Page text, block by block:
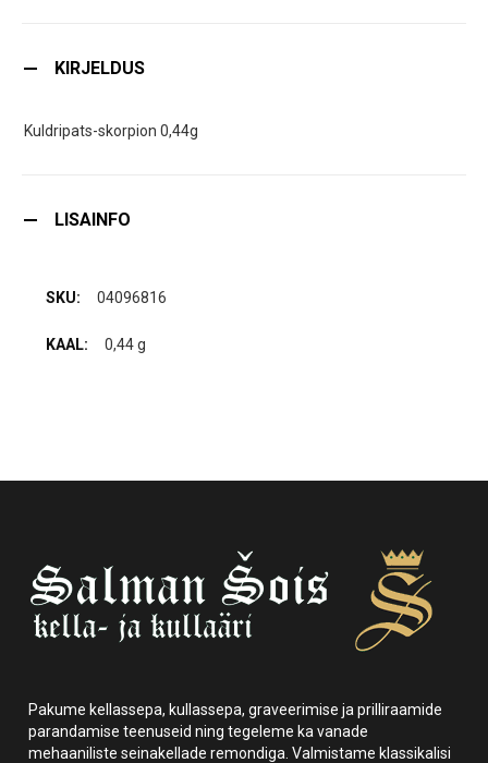
KIRJELDUS
Kuldripats-skorpion 0,44g
LISAINFO
04096816
0,44 g
Pakume kellassepa, kullassepa, graveerimise ja prilliraamide
parandamise teenuseid ning tegeleme ka vanade
mehaaniliste seinakellade remondiga. Valmistame klassikalisi